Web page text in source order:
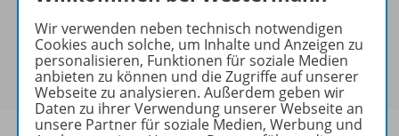
Sie haben ein passendesSpar-Paket?
Um den für Sie gültigen Preis zu sehen,melden Sie
sich bitte an.
Wir verwenden neben technisch notwendigen
Cookies auch solche, um Inhalte und Anzeigen zu
personalisieren, Funktionen für soziale Medien
anbieten zu können und die Zugriffe auf unserer
Webseite zu analysieren. Außerdem geben wir
Daten zu ihrer Verwendung unserer Webseite an
unsere Partner für soziale Medien, Werbung und